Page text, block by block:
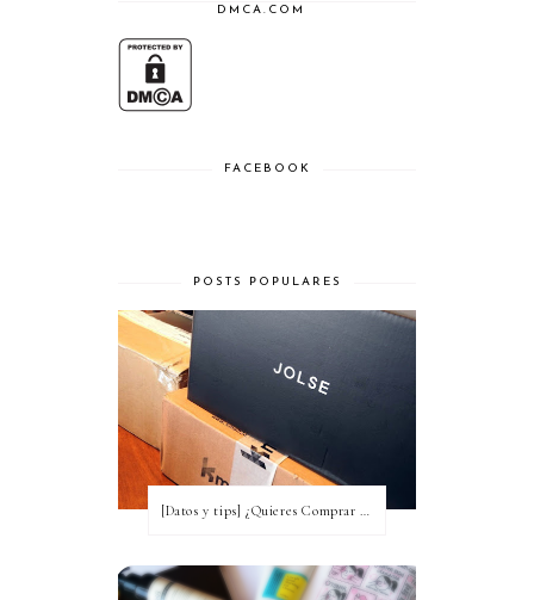
DMCA.COM
FACEBOOK
POSTS POPULARES